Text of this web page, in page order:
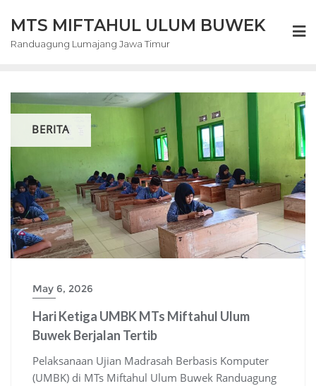
content
MTS MIFTAHUL ULUM BUWEK
Randuagung Lumajang Jawa Timur
BERITA
May 6, 2026
Hari Ketiga UMBK MTs Miftahul Ulum
Buwek Berjalan Tertib
Pelaksanaan Ujian Madrasah Berbasis Komputer
(UMBK) di MTs Miftahul Ulum Buwek Randuagung